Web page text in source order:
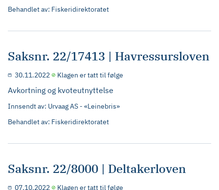
Behandlet av: Fiskeridirektoratet
Saksnr. 22/17413 | Havressursloven
30.11.2022 Klagen er tatt til følge
Avkortning og kvoteutnyttelse
Innsendt av: Urvaag AS - «Leinebris»
Behandlet av: Fiskeridirektoratet
Saksnr. 22/8000 | Deltakerloven
07.10.2022 Klagen er tatt til følge